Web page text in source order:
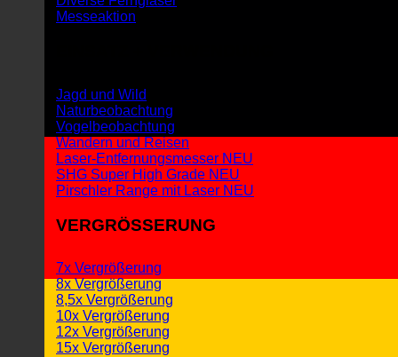
Messeaktion
Jagd und Wild
Naturbeobachtung
Vogelbeobachtung
Wandern und Reisen
Laser-Entfernungsmesser
SHG Super High Grade
Pirschler Range mit Laser
VERGRÖSSERUNG
7x Vergrößerung
8x Vergrößerung
8,5x Vergrößerung
10x Vergrößerung
12x Vergrößerung
15x Vergrößerung